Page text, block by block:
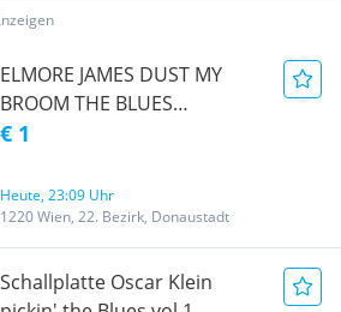
ELMORE JAMES DUST MY
BROOM THE BLUES
COLLECTON
€ 1
Heute, 23:09 Uhr
1220 Wien, 22. Bezirk, Donaustadt
Schallplatte Oscar Klein